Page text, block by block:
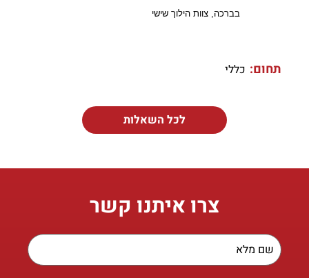
בברכה, צוות הילוך שישי
תחום: כללי
לכל השאלות
צרו איתנו קשר